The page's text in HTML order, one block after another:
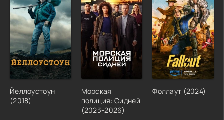
Йеллоустоун
(2018)
Морская
полиция: Сидней
(2023-2026)
Фоллаут (2024)